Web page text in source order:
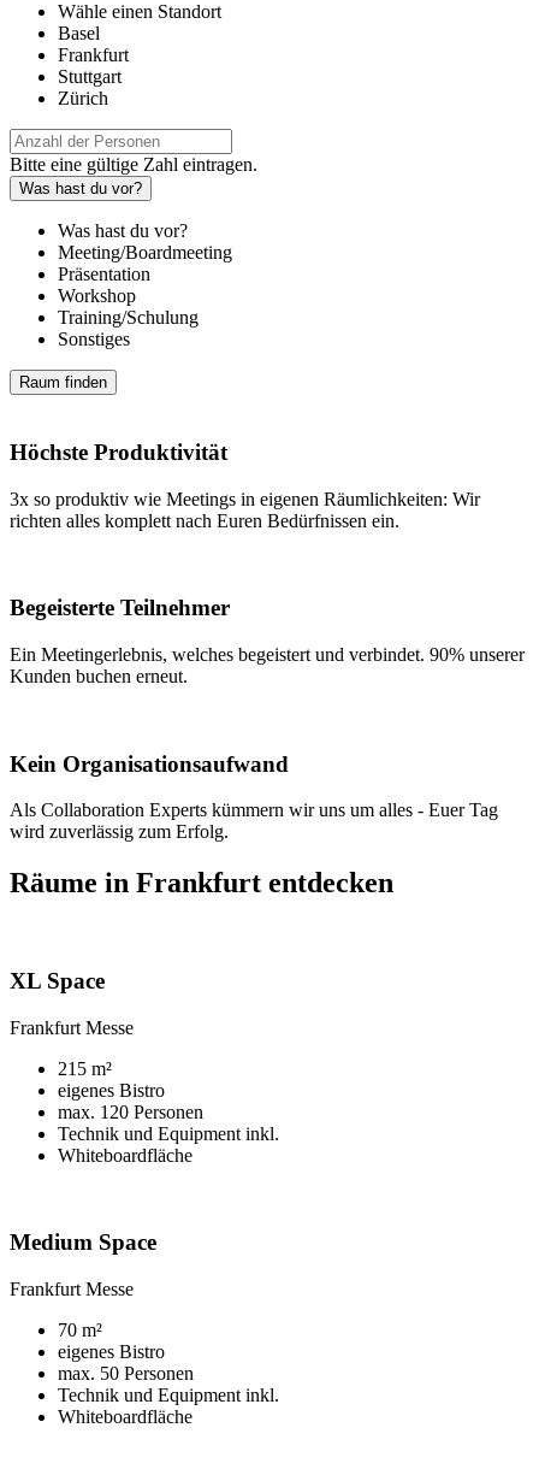
Wähle einen Standort
Basel
Frankfurt
Stuttgart
Zürich
Bitte eine gültige Zahl eintragen.
Was hast du vor?
Was hast du vor?
Meeting/Boardmeeting
Präsentation
Workshop
Training/Schulung
Sonstiges
Raum finden
Höchste Produktivität
3x so produktiv wie Meetings in eigenen Räumlichkeiten: Wir
richten alles komplett nach Euren Bedürfnissen ein.
Begeisterte Teilnehmer
Ein Meetingerlebnis, welches begeistert und verbindet. 90% unserer
Kunden buchen erneut.
Kein Organisationsaufwand
Als Collaboration Experts kümmern wir uns um alles - Euer Tag
wird zuverlässig zum Erfolg.
Räume in Frankfurt entdecken
XL Space
Frankfurt Messe
215 m²
eigenes Bistro
max. 120 Personen
Technik und Equipment inkl.
Whiteboardfläche
Medium Space
Frankfurt Messe
70 m²
eigenes Bistro
max. 50 Personen
Technik und Equipment inkl.
Whiteboardfläche